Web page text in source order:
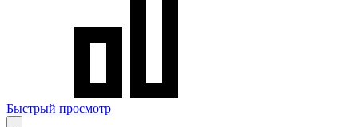
Быстрый просмотр
-